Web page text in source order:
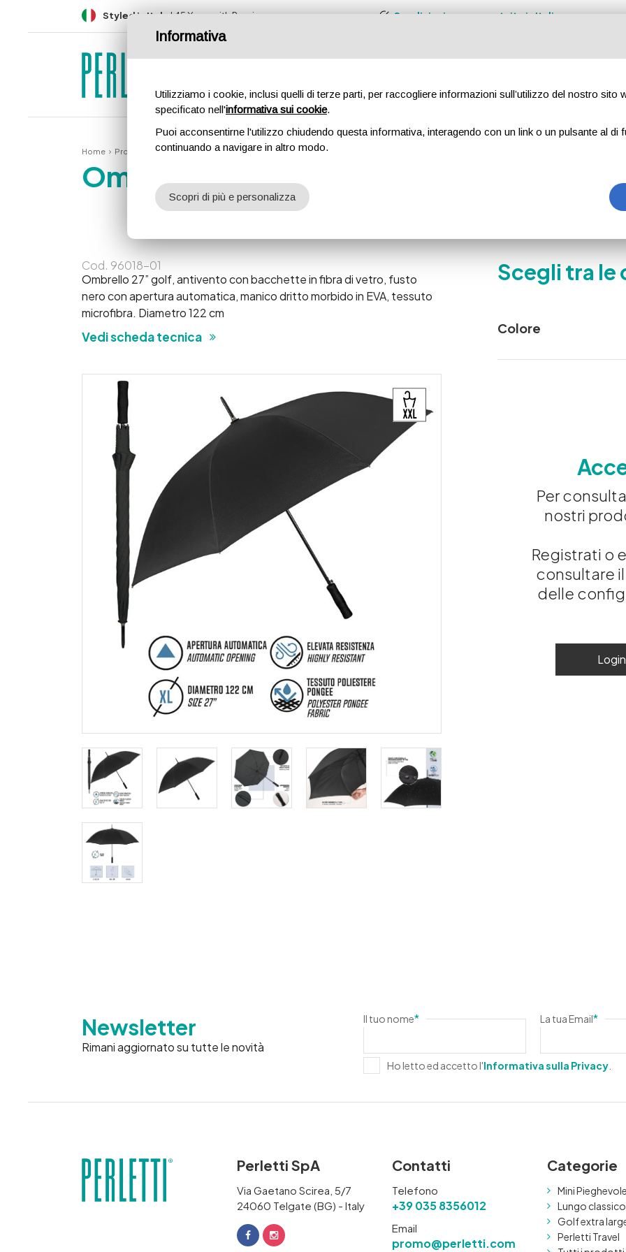
Styled in Italy | 45 Years with Passion Spedizioni sempre gratuite in Italia
Home Prodotti Golf extra large Ombrello Golf Antivento con Manico Dritto
Ombrello Golf Antivento con Manico
Cod. 96018-01
Ombrello 27” golf, antivento con bacchette in fibra di vetro, fusto
nero con apertura automatica, manico dritto morbido in EVA, tessuto
microfibra. Diametro 122 cm
Vedi scheda tecnica
Scegli tra le
Colore
Per
nostri
Registrati o
consultare
delle
Login
Newsletter
Rimani aggiornato su tutte le novità
Il tuo nome* La tua Email*
Ho letto ed accetto l'Informativa sulla Privacy.
Perletti SpA
Via Gaetano Scirea, 5/7
24060 Telgate (BG) - Italy
Contatti
Telefono
+39 035 8356012
Email
promo@perletti.com
Categorie
Mini Pieghevole
Lungo classico
Golf extra
Perletti Travel
Informativa
Utilizziamo i cookie, inclusi quelli di terze parti, per raccogliere informazioni sull’utilizzo del nostro sito
specificato nell'informativa sui cookie.
Puoi acconsentirne l'utilizzo chiudendo questa informativa, interagendo con un link o un pulsante al di
continuando a navigare in altro modo.
Scopri di più e personalizza